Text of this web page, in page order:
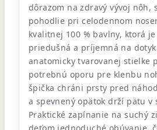
dôrazom na zdravý vývoj nôh,
pohodlie pri celodennom
kvalitnej 100 % bavlny, ktorá
priedušná a príjemná na
anatomicky tvarovanej stielke
potrebnú oporu pre klenbu
špička chráni prsty pred
a spevnený opätok drží pätu v
Praktické zapínanie na suchý